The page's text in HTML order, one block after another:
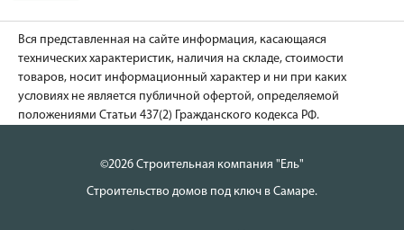
Вся представленная на сайте информация, касающаяся
технических характеристик, наличия на складе, стоимости
товаров, носит информационный характер и ни при каких
условиях не является публичной офертой, определяемой
положениями Статьи 437(2) Гражданского кодекса РФ.
©2026 Строительная компания "Ель"
Строительство домов под ключ в Самаре.